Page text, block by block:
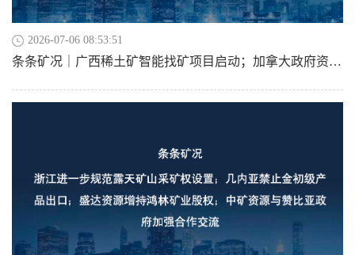
2026-07-06 08:53:51
条条矿况｜广西稀土矿智能找矿项目启动；加拿大政府资助矿业和基础设施项目；兴业银锡全盘掌控海外世界级锡矿；大中矿业拟斥资回购股份